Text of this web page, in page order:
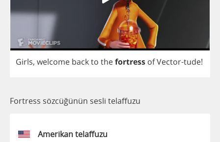
Girls, welcome backto thefortress ofVector-tude!
Fortress sözcüğünün sesli telaffuzu
Amerikan telaffuzu